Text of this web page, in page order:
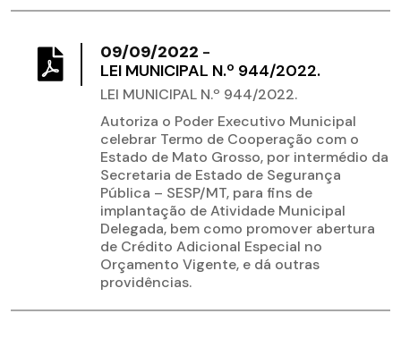
09/09/2022 -
LEI MUNICIPAL N.º 944/2022.
LEI MUNICIPAL N.º 944/2022.
Autoriza o Poder Executivo Municipal
celebrar Termo de Cooperação com o
Estado de Mato Grosso, por intermédio da
Secretaria de Estado de Segurança
Pública – SESP/MT, para fins de
implantação de Atividade Municipal
Delegada, bem como promover abertura
de Crédito Adicional Especial no
Orçamento Vigente, e dá outras
providências.